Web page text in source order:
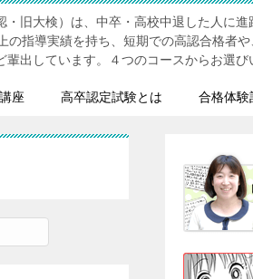
・旧大検）は、中卒・高校中退した人に進
の指導実績を持ち、短期での高認合格者
輩出しています。４つのコースからお選び
座 高卒認定試験とは 合格体験